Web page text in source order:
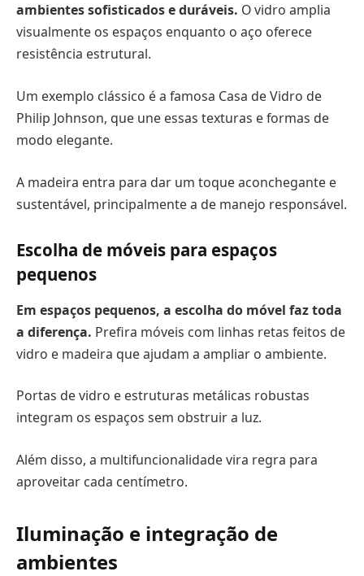
ambientes sofisticados e duráveis. O vidro amplia
visualmente os espaços enquanto o aço oferece
resistência estrutural.
Um exemplo clássico é a famosa Casa de Vidro de
Philip Johnson, que une essas texturas e formas de
modo elegante.
A madeira entra para dar um toque aconchegante e
sustentável, principalmente a de manejo responsável.
Escolha de móveis para espaços
pequenos
Em espaços pequenos, a escolha do móvel faz toda
a diferença. Prefira móveis com linhas retas feitos de
vidro e madeira que ajudam a ampliar o ambiente.
Portas de vidro e estruturas metálicas robustas
integram os espaços sem obstruir a luz.
Além disso, a multifuncionalidade vira regra para
aproveitar cada centímetro.
Iluminação e integração de
ambientes